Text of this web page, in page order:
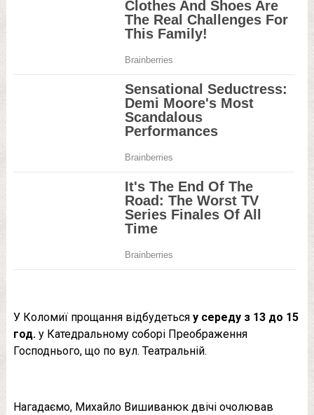
У Коломиї прощання відбудеться у середу з 13 до 15
год.у Катедральному соборі Преображення
Господнього, що по вул. Театральній.
Нагадаємо, Михайло Вишиванюк двічі очолював